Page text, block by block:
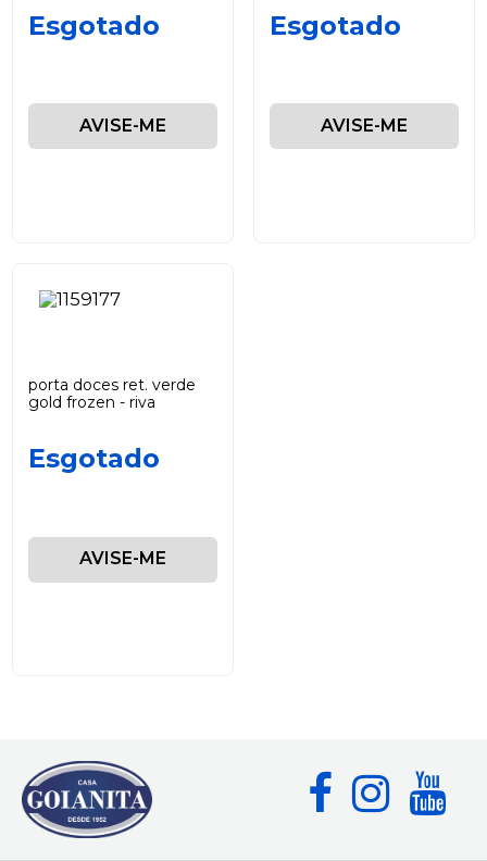
Esgotado
AVISE-ME
Esgotado
AVISE-ME
porta doces ret. verde
gold frozen - riva
Esgotado
AVISE-ME